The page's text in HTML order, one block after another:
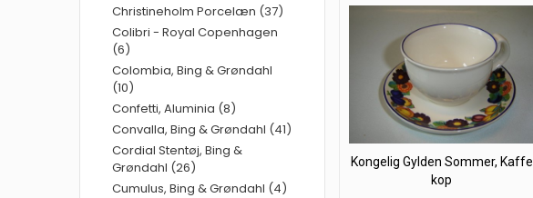
Kongelig Gylden Sommer, Kaffe
kop
Christineholm Porcelæn (37)
Colibri - Royal Copenhagen
(6)
Colombia, Bing & Grøndahl
(10)
Confetti, Aluminia (8)
Convalla, Bing & Grøndahl (41)
Cordial Stentøj, Bing &
Grøndahl (26)
Cumulus, Bing & Grøndahl (4)